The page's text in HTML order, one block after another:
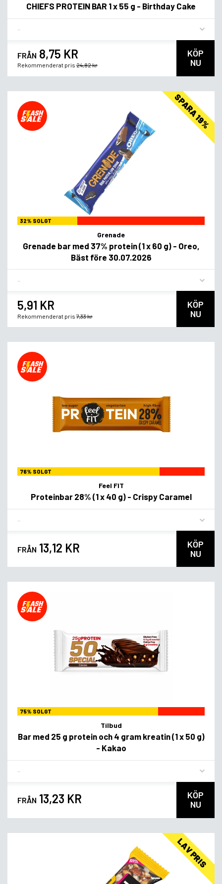
CHIEFS PROTEIN BAR 1 x 55 g - Birthday Cake
FRÅN 8,75 KR
Rekommenderat pris 24,82 kr
KÖP
NU
SPARA 19%
32% SOLGT
Grenade
Grenade bar med 37% protein (1 x 60 g) - Oreo,
Bäst före 30.07.2026
5,91 KR
Rekommenderat pris 7,33 kr
KÖP
NU
76% SOLGT
Feel FIT
Proteinbar 28% (1 x 40 g) - Crispy Caramel
FRÅN 13,12 KR
KÖP
NU
75% SOLGT
Tilbud
Bar med 25 g protein och 4 gram kreatin (1 x 50 g)
- Kakao
FRÅN 13,23 KR
KÖP
NU
LAV PRIS